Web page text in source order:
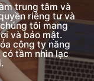
trung tâm và
riêng tư và
tôi mang
và bảo mật.
công ty năng
tầm nhìn lạc